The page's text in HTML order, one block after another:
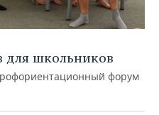
для школьников
форум